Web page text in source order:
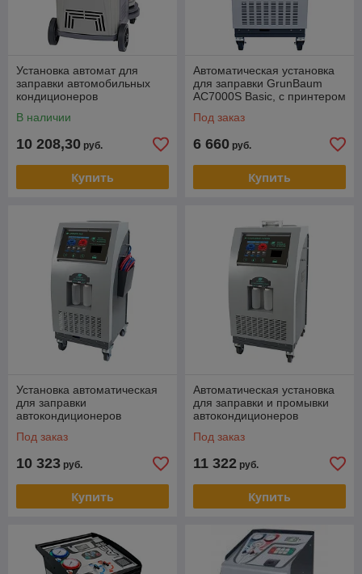
Установка автомат для
заправки автомобильных
кондиционеров
NORDBERG NF17
В наличии
10 208,30 руб.
Купить
Автоматическая установка
для заправки GrunBaum
AC7000S Basic, с принтером
Под заказ
6 660 руб.
Купить
Установка автоматическая
для заправки
автокондиционеров
Под заказ
10 323 руб.
Купить
Автоматическая установка
для заправки и промывки
автокондиционеров
Под заказ
11 322 руб.
Купить